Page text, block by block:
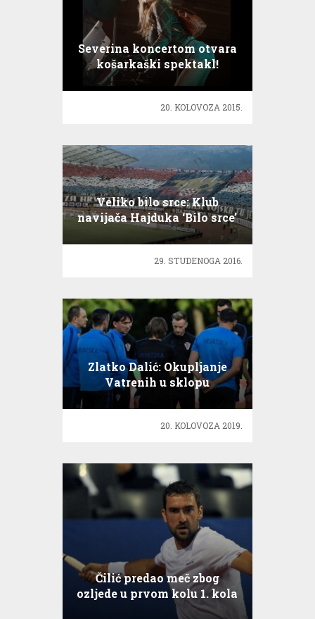
Severina koncertom otvara
košarkaški spektakl!
20. KOLOVOZA 2015.
Veliko bilo srce: Klub
navijača Hajduka ‘Bilo srce’
29. STUDENOGA 2016.
Zlatko Dalić: Okupljanje
Vatrenih u sklopu
kvalifikacija za EURO 2020.
20. KOLOVOZA 2019.
Čilić predao meč zbog
ozljede u prvom kolu 1. kola
US Openu